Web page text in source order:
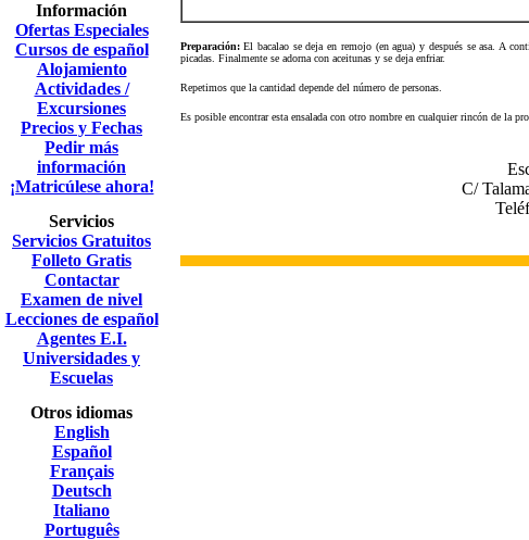
Información
Ofertas Especiales
Cursos de español
Alojamiento
Actividades /
Excursiones
Precios y Fechas
Pedir más
información
¡Matricúlese ahora!
Servicios
Servicios Gratuitos
Folleto Gratis
Contactar
Examen de nivel
Lecciones de español
Agentes E.I.
Universidades y
Escuelas
Otros idiomas
English
Español
Français
Deutsch
Italiano
Português
Preparación:El bacalao se deja en remojo (en agua) y después se asa. A
picadas. Finalmente se adorna con aceitunas y se deja enfriar.
Repetimos que la cantidad depende del número de personas.
Es posible encontrar esta ensalada con otro nombre en cualquier rincón de la
C/